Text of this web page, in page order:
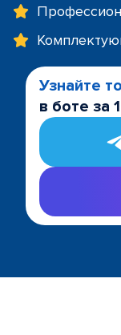
Узнайте
в боте за